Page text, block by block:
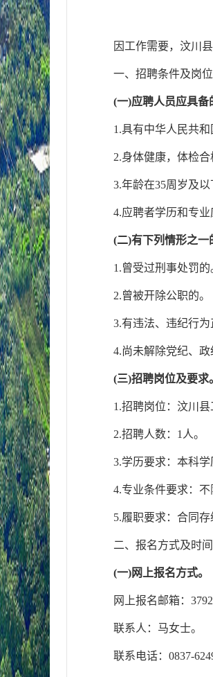
因工作需要，汶川
一、招聘条件及岗
(一)应聘人员应具备
1.具有中华人民共
2.身体健康，体检
3.年龄在35周岁及以
4.应聘者学历和专
(二)有下列情形之一
1.曾受过刑事处罚的
2.曾被开除公职的。
3.有违法、违纪行为
4.尚未解除党纪、政
(三)招聘岗位及要求。
1.招聘岗位： 汶川县
2.招聘人数：1人。
3.学历要求：本科学
4.专业条件要求：
5.履职要求：合同
二、报名方式及时间
(一)网上报名方式。
网上报名邮箱：
联系人：马女士。
联系电话：0837-